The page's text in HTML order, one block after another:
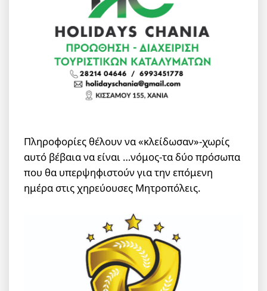
Πληροφορίες θέλουν να «κλείδωσαν»-χωρίς
αυτό βέβαια να είναι …νόμος-τα δύο πρόσωπα
που θα υπερψηφιστούν για την επόμενη
ημέρα στις χηρεύουσες Μητροπόλεις.